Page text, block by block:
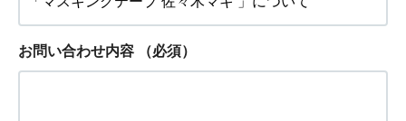
お問い合わせ内容 （必須）